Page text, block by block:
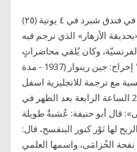
(٢٥) تحيّة إلى واصف غالي بك (باشا) أنشدها في فندق شبرد في ٤ يونية
«بحديقة الأزهار» الذي ترجم فيه
وكان يُلقي محاضراتٍ
وخطبًا في فرنسا ينوّه "الوهم الكبير" إخراج: جين رينوار (1937 - مدة
بالفرنسية مع ترجمة للانجليزية اسفل
الشاشة. يوم الخميس 11 ايلول 2008 الساعة الرابعة بعد الظهر في
قال أبو حنيفة: عُشبةٌ طويلة
لها نَوْر كنور البنفسج، قال:
الخُزامَى، واسمها العلمي